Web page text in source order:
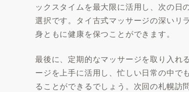
ックスタイムを最大限に活用し、次の日
選択です。タイ古式マッサージの深いリ
身ともに健康を保つことができます。
最後に、定期的なマッサージを取り入れ
ージを上手に活用し、忙しい日常の中で
ることができるでしょう。次回の札幌訪